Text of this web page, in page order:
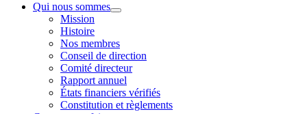
Qui nous sommes
Mission
Histoire
Nos membres
Conseil de direction
Comité directeur
Rapport annuel
États financiers vérifiés
Constitution et règlements